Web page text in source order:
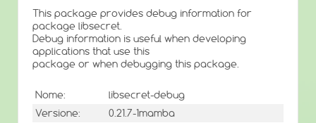
This package provides debug information for
package libsecret.
Debug information is useful when developing
applications that use this
package or when debugging this package.
Nome:
libsecret-debug
Versione:
0.21.7-1mamba